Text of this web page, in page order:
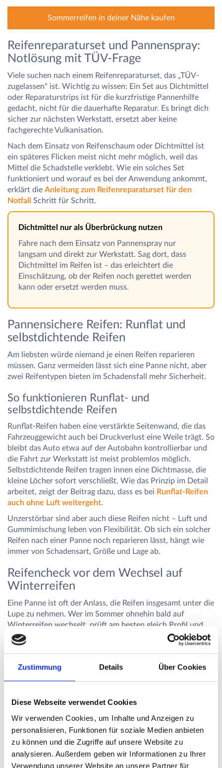
Zustimmung Details Über Cookies
Diese Webseite verwendet Cookies
Wir verwenden Cookies, um Inhalte und Anzeigen zu
personalisieren, Funktionen für soziale Medien anbieten
zu können und die Zugriffe auf unsere Website zu
analysieren. Außerdem geben wir Informationen zu Ihrer
Verwendung unserer Website an unsere Partner für
Sommerreifen in deiner Nähe kaufen
Reifenreparaturset und Pannenspray:
Notlösung mit TÜV-Frage
Viele suchen nach einem Reifenreparaturset, das „TÜV-
zugelassen" ist. Wichtig zu wissen: Ein Set aus Dichtmittel
oder Reparaturstrips ist für die kurzfristige Pannenhilfe
gedacht, nicht für die dauerhafte Reparatur. Es bringt dich
sicher zur nächsten Werkstatt, ersetzt aber keine
fachgerechte Vulkanisation.
Nach dem Einsatz von Reifenschaum oder Dichtmittel ist
ein späteres Flicken meist nicht mehr möglich, weil das
Mittel die Schadstelle verklebt. Wie ein solches Set
funktioniert und worauf es bei der Anwendung ankommt,
erklärt die Anleitung zum Reifenreparaturset für den
Notfall Schritt für Schritt.
Dichtmittel nur als Überbrückung nutzen
Fahre nach dem Einsatz von Pannenspray nur
langsam und direkt zur Werkstatt. Sag dort, dass
Dichtmittel im Reifen ist – das erleichtert die
Einschätzung, ob der Reifen noch gerettet werden
kann oder ersetzt werden muss.
Pannensichere Reifen: Runflat und
selbstdichtende Reifen
Am liebsten würde niemand je einen Reifen reparieren
müssen. Ganz vermeiden lässt sich eine Panne nicht, aber
zwei Reifentypen bieten im Schadensfall mehr Sicherheit.
So funktionieren Runflat- und
selbstdichtende Reifen
Runflat-Reifen haben eine verstärkte Seitenwand, die das
Fahrzeuggewicht auch bei Druckverlust eine Weile trägt. So
bleibt das Auto etwa auf der Autobahn kontrollierbar und
die Fahrt zur Werkstatt ist meist problemlos möglich.
Selbstdichtende Reifen tragen innen eine Dichtmasse, die
kleine Löcher sofort verschließt. Wie das Prinzip im Detail
arbeitet, zeigt der Beitrag dazu, dass es bei Runflat-Reifen
auch ohne Luft weitergeht.
Unzerstörbar sind aber auch diese Reifen nicht – Luft und
Gummimischung leben von Flexibilität. Ob sich ein solcher
Reifen nach einer Panne noch reparieren lässt, hängt wie
immer von Schadensart, Größe und Lage ab.
Reifencheck vor dem Wechsel auf
Winterreifen
Eine Panne ist oft der Anlass, die Reifen insgesamt unter die
Lupe zu nehmen. Wer im Sommer ohnehin bald auf
Winterreifen wechselt, prüft am besten gleich Profil und
Alter beider Reifensätze. Reichen Restprofil und Zustand
nicht mehr, ist der Saisonwechsel der passende Moment
Partnerwerkstätten in deiner Nähe.
Häufig gestellte Fragen zur
Reifenreparatur
Was kostet eine Reifenreparatur?